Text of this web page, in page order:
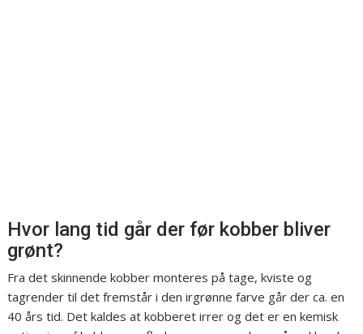
Hvor lang tid går der før kobber bliver
grønt?
Fra det skinnende kobber monteres på tage, kviste og
tagrender til det fremstår i den irgrønne farve går der ca. en
40 års tid. Det kaldes at kobberet irrer og det er en kemisk